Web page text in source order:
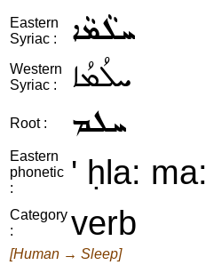
Eastern
Syriac :
ܚܠܵܡܵܐ
Western
Syriac :
ܚܠܳܡܳܐ
Root : ܚܠܡ
Eastern
phonetic
:
' ḥla: ma:
Category
:
verb
[Human → Sleep]